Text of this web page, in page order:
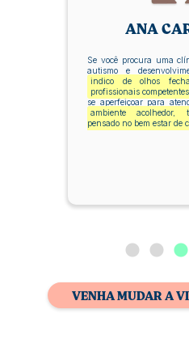
ANA
Se você procura uma
autismo e
indico de olhos
profissionais competentes
se aperfeiçoar para
ambiente acolhedor,
pensado no bem estar de
VENHA MUDAR A